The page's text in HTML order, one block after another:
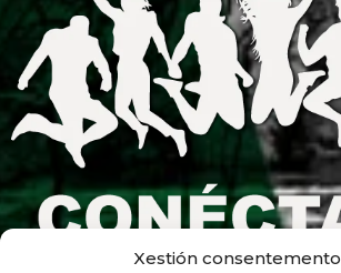
Xestión consentemento